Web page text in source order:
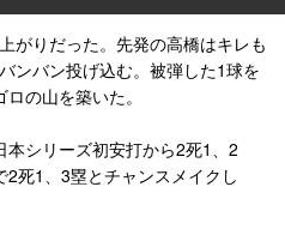
がりだった。先発の高橋はキレも
ンバン投げ込む。被弾した1球を
の山を築いた。
シリーズ初安打から2死1、2
死1、3塁とチャンスメイクし